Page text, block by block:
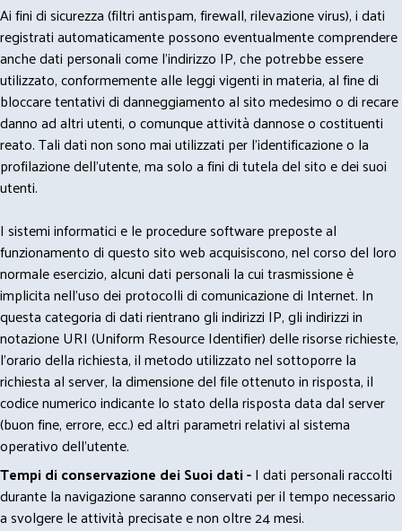
Ai fini di sicurezza (filtri antispam, firewall, rilevazione virus), i dati
registrati automaticamente possono eventualmente comprendere
anche dati personali come l'indirizzo IP, che potrebbe essere
utilizzato, conformemente alle leggi vigenti in materia, al fine di
bloccare tentativi di danneggiamento al sito medesimo o di recare
danno ad altri utenti, o comunque attività dannose o costituenti
reato. Tali dati non sono mai utilizzati per l'identificazione o la
profilazione dell'utente, ma solo a fini di tutela del sito e dei suoi
utenti.
I sistemi informatici e le procedure software preposte al
funzionamento di questo sito web acquisiscono, nel corso del loro
normale esercizio, alcuni dati personali la cui trasmissione è
implicita nell'uso dei protocolli di comunicazione di Internet. In
questa categoria di dati rientrano gli indirizzi IP, gli indirizzi in
notazione URI (Uniform Resource Identifier) delle risorse richieste,
l'orario della richiesta, il metodo utilizzato nel sottoporre la
richiesta al server, la dimensione del file ottenuto in risposta, il
codice numerico indicante lo stato della risposta data dal server
(buon fine, errore, ecc.) ed altri parametri relativi al sistema
operativo dell'utente.
Tempi di conservazione dei Suoi dati -I dati personali raccolti
durante la navigazione saranno conservati per il tempo necessario
a svolgere le attività precisate e non oltre 24 mesi.